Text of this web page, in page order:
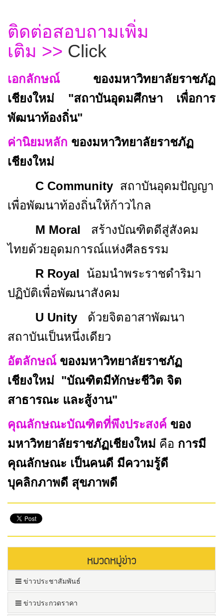
ติดต่อสอบถามเพิ่ม
เติม >> Click
เอกลักษณ์
ของมหาวิทยาลัยราชภัฏ
เชียงใหม่ "สถาบันอุดมศึกษา เพื่อการ
พัฒนาท้องถิ่น"
ค่านิยมหลัก ของมหาวิทยาลัยราชภัฏ
เชียงใหม่
C Community สถาบันอุดมปัญญา
เพื่อพัฒนาท้องถิ่นให้ก้าวไกล
M Moral
สร้างบัณฑิตดีสู่สังคม
ไทยด้วยอุดมการณ์แห่งศีลธรรม
R Royal
น้อมนำพระราชดำริมา
ปฏิบัติเพื่อพัฒนาสังคม
U Unity
ด้วยจิตอาสาพัฒนา
สถาบันเป็นหนึ่งเดียว
อัตลักษณ์ ของมหาวิทยาลัยราชภัฏ
เชียงใหม่ "บัณฑิตมีทักษะชีวิต จิต
สาธารณะ และสู้งาน"
คุณลักษณะบัณฑิตที่พึงประสงค์ ของ
มหาวิทยาลัยราชภัฏเชียงใหม่ คือ การมี
คุณลักษณะ เป็นคนดี มีความรู้ดี
บุคลิกภาพดี สุขภาพดี
หมวดหมู่ข่าว
ข่าวประชาสัมพันธ์
ข่าวประกวดราคา